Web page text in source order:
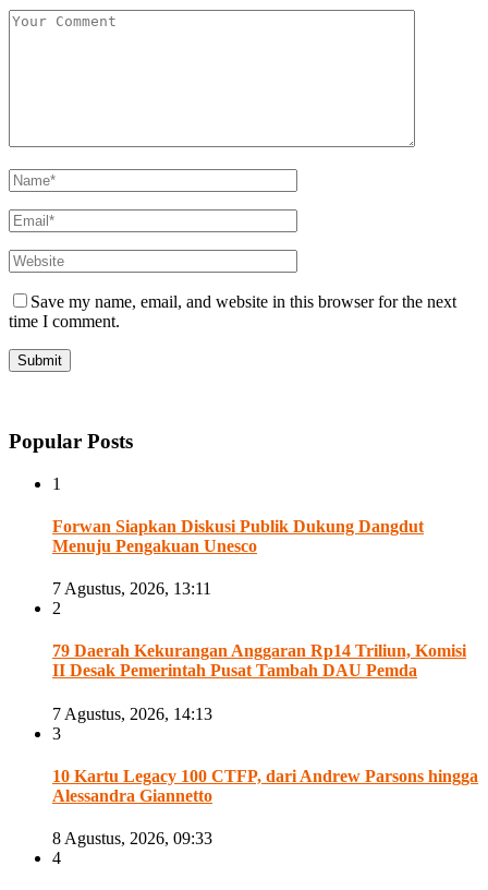
Save my name, email, and website in this browser for the next
time I comment.
Popular Posts
1
Forwan Siapkan Diskusi Publik Dukung Dangdut
Menuju Pengakuan Unesco
7 Agustus, 2026, 13:11
2
79 Daerah Kekurangan Anggaran Rp14 Triliun, Komisi
II Desak Pemerintah Pusat Tambah DAU Pemda
7 Agustus, 2026, 14:13
3
10 Kartu Legacy 100 CTFP, dari Andrew Parsons hingga
Alessandra Giannetto
8 Agustus, 2026, 09:33
4